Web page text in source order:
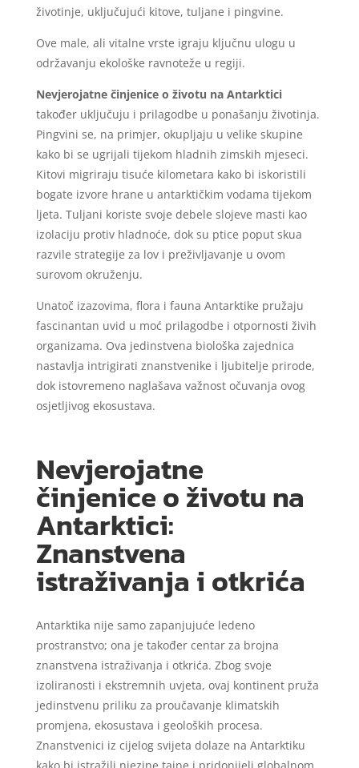
životinje, uključujući kitove, tuljane i pingvine.
Ove male, ali vitalne vrste igraju ključnu ulogu u
održavanju ekološke ravnoteže u regiji.
Nevjerojatne činjenice o životu na Antarktici
također uključuju i prilagodbe u ponašanju životinja.
Pingvini se, na primjer, okupljaju u velike skupine
kako bi se ugrijali tijekom hladnih zimskih mjeseci.
Kitovi migriraju tisuće kilometara kako bi iskoristili
bogate izvore hrane u antarktičkim vodama tijekom
ljeta. Tuljani koriste svoje debele slojeve masti kao
izolaciju protiv hladnoće, dok su ptice poput skua
razvile strategije za lov i preživljavanje u ovom
surovom okruženju.
Unatoč izazovima, flora i fauna Antarktike pružaju
fascinantan uvid u moć prilagodbe i otpornosti živih
organizama. Ova jedinstvena biološka zajednica
nastavlja intrigirati znanstvenike i ljubitelje prirode,
dok istovremeno naglašava važnost očuvanja ovog
osjetljivog ekosustava.
Nevjerojatne
činjenice o životu na
Antarktici:
Znanstvena
istraživanja i otkrića
Antarktika nije samo zapanjujuće ledeno
prostranstvo; ona je također centar za brojna
znanstvena istraživanja i otkrića. Zbog svoje
izoliranosti i ekstremnih uvjeta, ovaj kontinent pruža
jedinstvenu priliku za proučavanje klimatskih
promjena, ekosustava i geoloških procesa.
Znanstvenici iz cijelog svijeta dolaze na Antarktiku
kako bi istražili njezine tajne i pridonijeli globalnom